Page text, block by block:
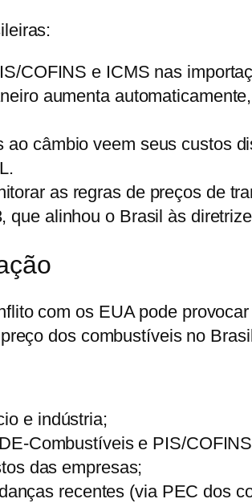
COFINS e ICMS nas
aumenta
câmbio veem seus custos
as regras de preços de
que alinhou o Brasil às
com os EUA pode
dos combustíveis no
e indústria;
Combustíveis e PIS/
das empresas;
recentes (via PEC dos